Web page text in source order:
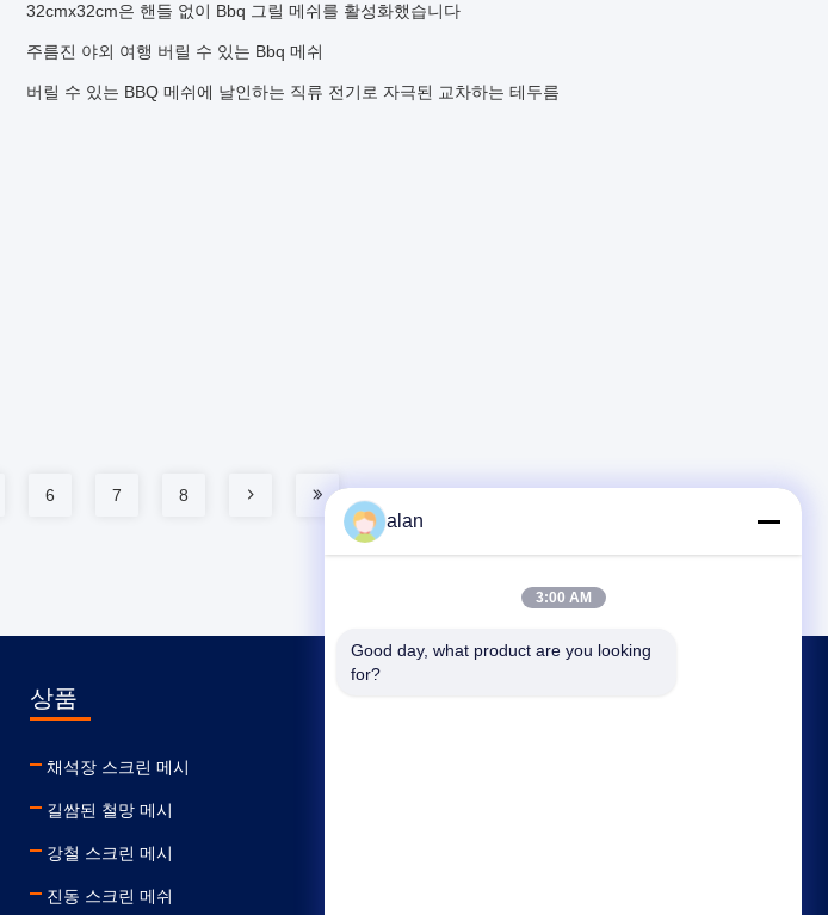
32cmx32cm은 핸들 없이 Bbq 그릴 메쉬를 활성화했습니다
주름진 야외 여행 버릴 수 있는 Bbq 메쉬
버릴 수 있는 BBQ 메쉬에 날인하는 직류 전기로 자극된 교차하는 테두름
6 7 8
상품
채석장 스크린 메시
길쌈된 철망 메시
강철 스크린 메시
진동 스크린 메쉬
alan
3:00 AM
Good day, what product are you looking
for?